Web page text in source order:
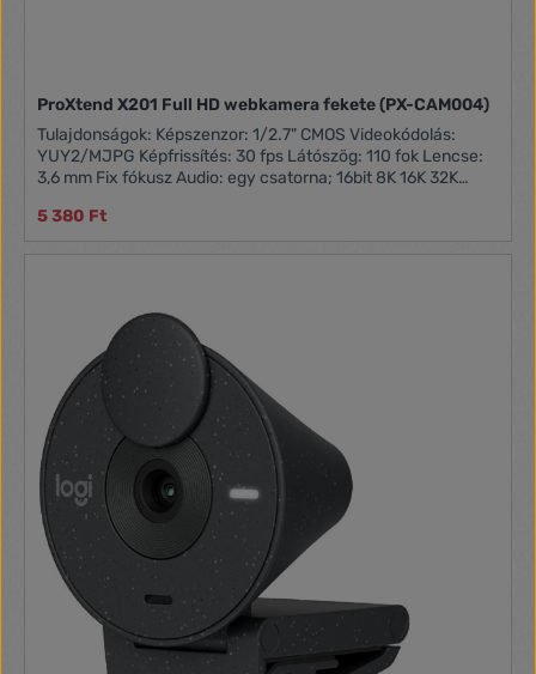
ProXtend X201 Full HD webkamera fekete (PX-CAM004)
Tulajdonságok: Képszenzor: 1/2.7" CMOS Videokódolás:
YUY2/MJPG Képfrissítés: 30 fps Látószög: 110 fok Lencse:
3,6 mm Fix fókusz Audio: egy csatorna; 16bit 8K 16K 32K
Csatlakozás: USB Kábelhossz: 1,5 méter
5 380 Ft